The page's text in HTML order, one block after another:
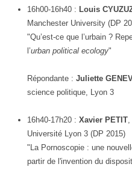
16h00-16h40 : Louis
Manchester University (DP
"Qu’est-ce que l’urbain ?
l’urban political ecology"
Répondante : Juliette
science politique, Lyon 3
16h40-17h20 : Xavier PETIT,
Université Lyon 3 (DP 2015)
"La Pornoscopie : une
partir de l'invention du